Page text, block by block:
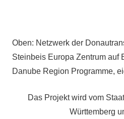
Oben: Netzwerk der
Steinbeis Europa Zentrum auf
Danube Region Programme,
Das Projekt wird vom
Württemberg